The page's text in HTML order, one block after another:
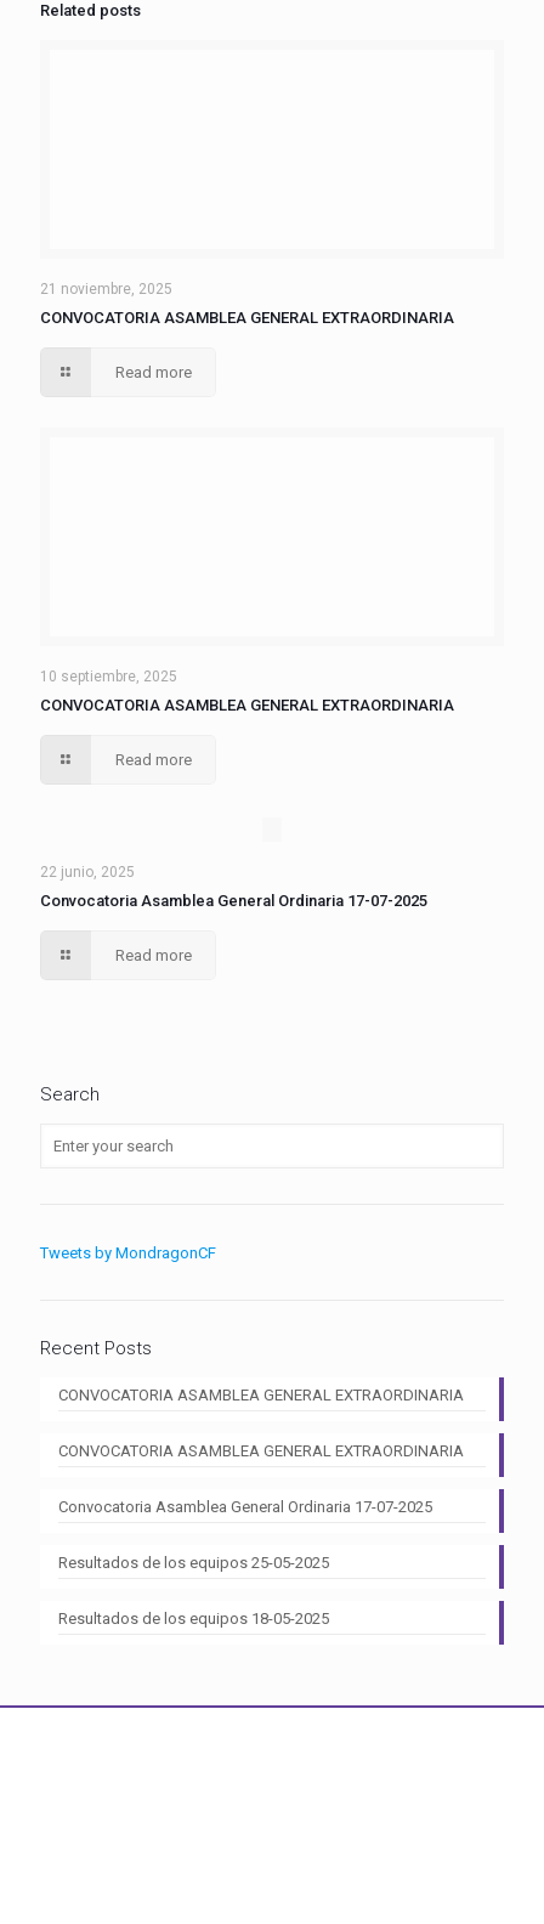
Related posts
21 noviembre, 2025
CONVOCATORIA ASAMBLEA GENERAL EXTRAORDINARIA
Read more
10 septiembre, 2025
CONVOCATORIA ASAMBLEA GENERAL EXTRAORDINARIA
Read more
22 junio, 2025
Convocatoria Asamblea General Ordinaria 17-07-2025
Read more
Search
Tweets by MondragonCF
Recent Posts
CONVOCATORIA ASAMBLEA GENERAL EXTRAORDINARIA
CONVOCATORIA ASAMBLEA GENERAL EXTRAORDINARIA
Convocatoria Asamblea General Ordinaria 17-07-2025
Resultados de los equipos 25-05-2025
Resultados de los equipos 18-05-2025